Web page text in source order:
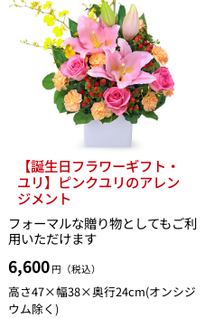
【誕生日フラワーギフト・
ユリ】ピンクユリのアレン
ジメント
フォーマルな贈り物としてもご利
用いただけます
6,600 円（税込）
高さ47×幅38×奥行24cm(オンシジ
ウム除く)